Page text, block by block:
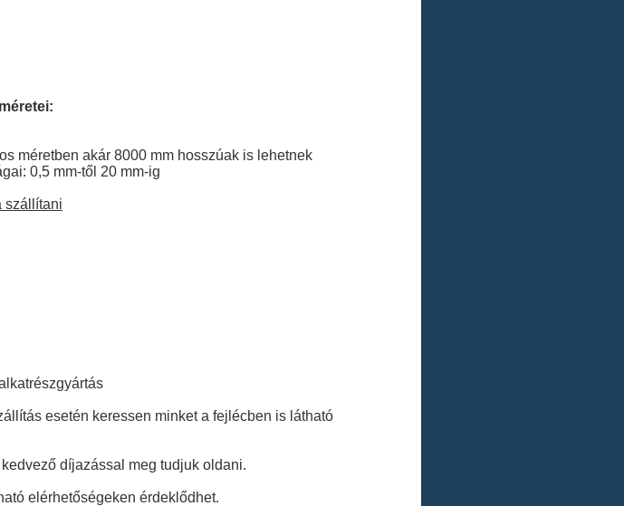
méretben akár 8000 mm hosszúak is lehetnek
0,5 mm-től 20 mm-ig
szállítani
esetén keressen minket a fejlécben is látható
díjazással meg tudjuk oldani.
elérhetőségeken érdeklődhet.